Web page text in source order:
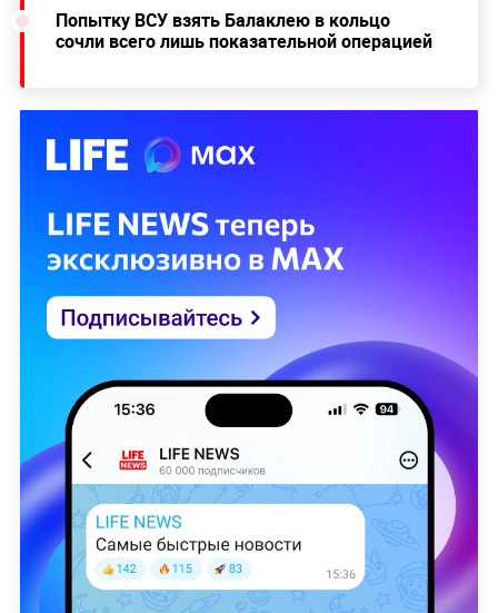
Попытку ВСУ взять Балаклею в кольцо
сочли всего лишь показательной операцией